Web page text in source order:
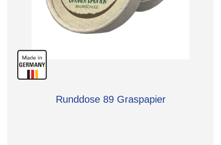
Runddose 89 Graspapier